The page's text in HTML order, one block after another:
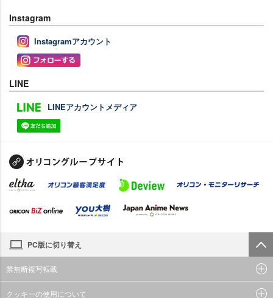
Instagram
Instagramアカウント
LINE
LINEアカウントメディア
PC版に切り替え
禁無断複写転載
クッキーの使用について